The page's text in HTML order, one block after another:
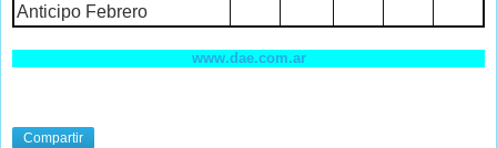
Anticipo Febrero
www.dae.com.ar
Compartir